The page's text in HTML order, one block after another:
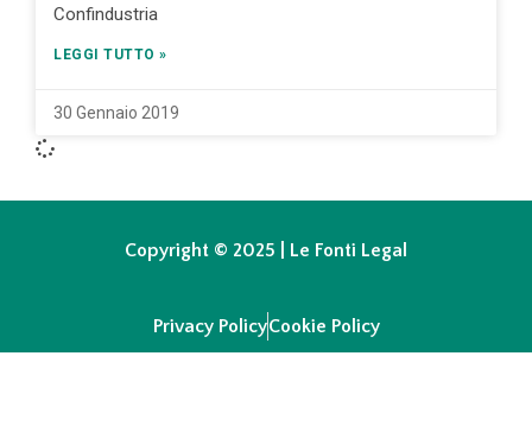
Confindustria
LEGGI TUTTO »
30 Gennaio 2019
Copyright © 2025 | Le Fonti Legal
Privacy PolicyCookie Policy